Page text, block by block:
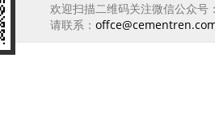
欢迎扫描二维码关注微信公众号
请联系：